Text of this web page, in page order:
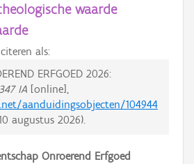
waarde
als:
ERFGOED 2026:
IA [online],
aanduidingsobjecten/104944
augustus 2026).
Onroerend Erfgoed